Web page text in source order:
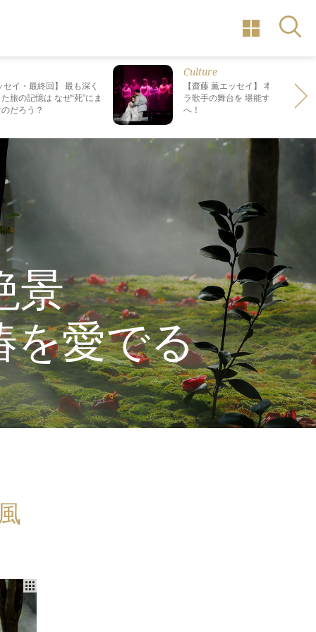
セイ・最終回】 最も深く
旅の記憶は なぜ“死”にま
だろう？
Culture
【齋藤 薫エッセイ】 本場で日本
ラ歌手の舞台を 堪能する、格別の
へ！
景
を愛でる